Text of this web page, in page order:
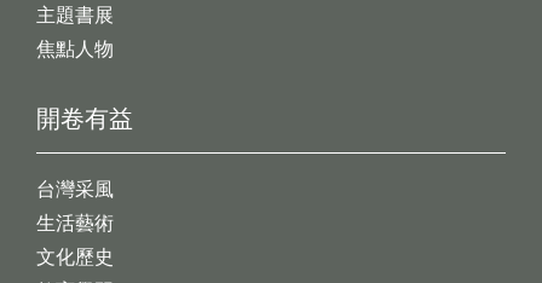
開卷有益
台灣采風
生活藝術
文化歷史
主題書展
焦點人物